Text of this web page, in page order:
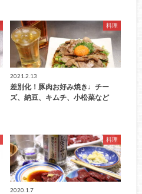
料理
2021.2.13
差別化！豚肉お好み焼き♩チー
ズ、納豆、キムチ、小松菜など
料理
2020.1.7